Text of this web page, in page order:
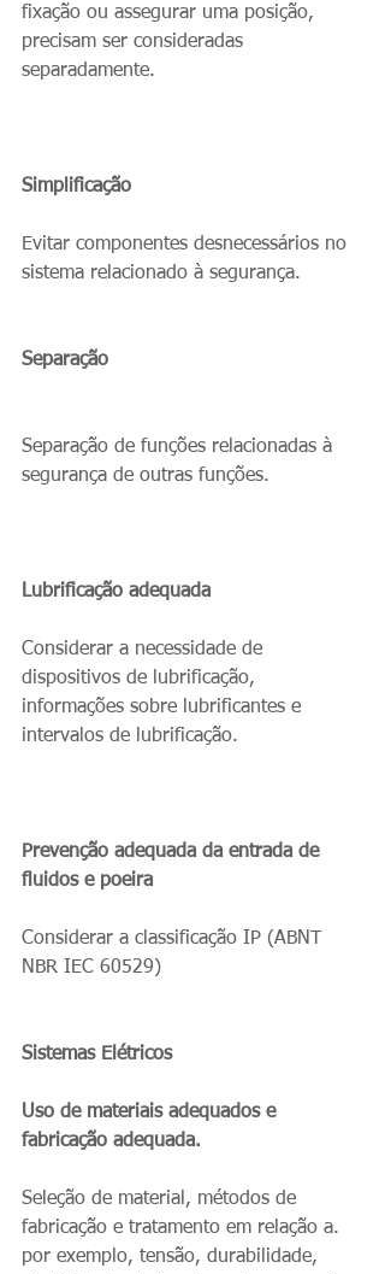
fixação ou assegurar uma posição,
precisam ser consideradas
separadamente.
Simplificação
Evitar componentes desnecessários no
sistema relacionado à segurança.
Separação
Separação de funções relacionadas à
segurança de outras funções.
Lubrificação adequada
Considerar a necessidade de
dispositivos de lubrificação,
informações sobre lubrificantes e
intervalos de lubrificação.
Prevenção adequada da entrada de
fluidos e poeira
Considerar a classificação IP (ABNT
NBR IEC 60529)
Sistemas Elétricos
Uso de materiais adequados e
fabricação adequada.
Seleção de material, métodos de
fabricação e tratamento em relação a.
por exemplo, tensão, durabilidade,